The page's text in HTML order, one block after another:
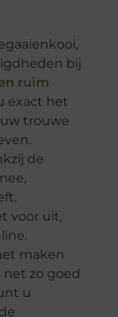
bij
ruim
exact het
trouwe
de
voor uit,
maken
zo goed
u